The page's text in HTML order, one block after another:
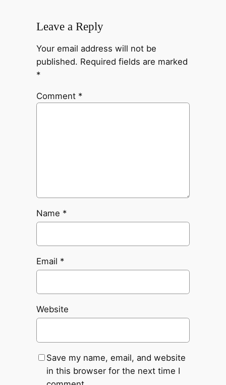
Leave a Reply
Your email address will not be
published. Required fields are marked
*
Comment *
Name *
Email *
Website
Save my name, email, and website
in this browser for the next time I